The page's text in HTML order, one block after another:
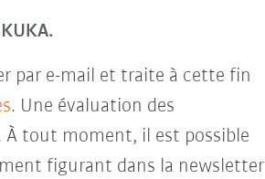
par e-mail et traite à cette fin
. Une évaluation des
À tout moment, il est possible
figurant dans la newsletter